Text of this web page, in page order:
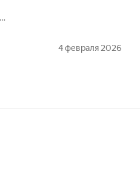
4 февраля 2026